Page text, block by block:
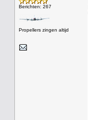
Berichten: 267
Propellers zingen altijd